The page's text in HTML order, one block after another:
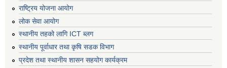
राष्ट्रिय योजना आयोग
लोक सेवा आयोग
स्थानीय तहको लागि ICT ब्लग
स्थानीय पूर्वाधार तथा कृषि सडक विभाग
प्रदेश तथा स्थानीय शासन सहयोग कार्यक्रम